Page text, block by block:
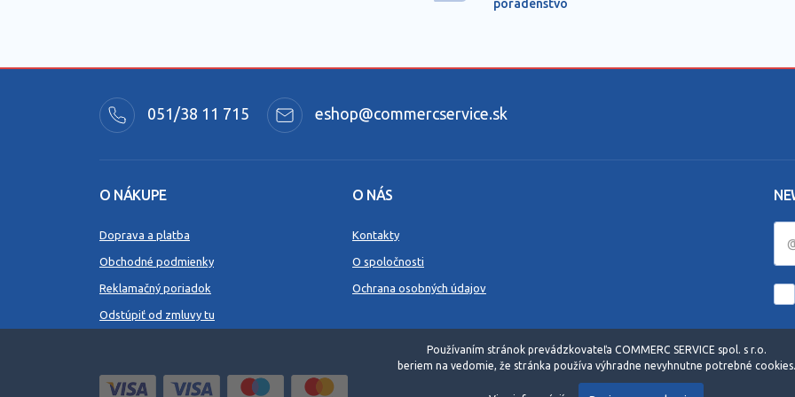
poradenstvo
051/38 11 715 eshop@commercservice.sk
O NÁKUPE
Doprava a platba
Obchodné podmienky
Reklamačný poriadok
Odstúpiť od zmluvy tu
O NÁS
Kontakty
O spoločnosti
Ochrana osobných údajov
Používaním stránok prevádzkovateľa COMMERC SERVICE spol. s r.o.
beriem na vedomie, že stránka používa výhradne nevyhnutne potrebné cookies.